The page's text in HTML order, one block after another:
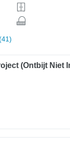
(ontbijt Niet